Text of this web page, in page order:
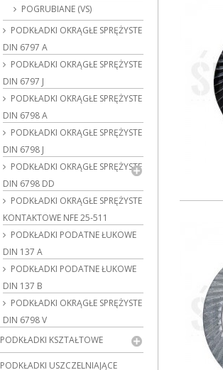
POGRUBIANE (VS)
PODKŁADKI OKRĄGŁE SPRĘŻYSTE
DIN 6797 A
PODKŁADKI OKRĄGŁE SPRĘŻYSTE
DIN 6797 J
PODKŁADKI OKRĄGŁE SPRĘŻYSTE
DIN 6798 A
PODKŁADKI OKRĄGŁE SPRĘŻYSTE
DIN 6798 J
PODKŁADKI OKRĄGŁE SPRĘŻYSTE
DIN 6798 DD
PODKŁADKI OKRĄGŁE SPRĘŻYSTE
KONTAKTOWE NFE 25-511
PODKŁADKI PODATNE ŁUKOWE
DIN 137 A
PODKŁADKI PODATNE ŁUKOWE
DIN 137 B
PODKŁADKI OKRĄGŁE SPRĘŻYSTE
DIN 6798 V
PODKŁADKI KSZTAŁTOWE
PODKŁADKI USZCZELNIAJĄCE